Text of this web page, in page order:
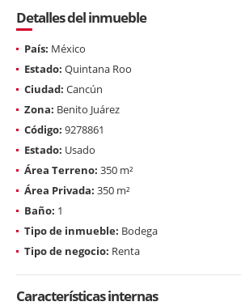
Detalles del inmueble
País: México
Estado: Quintana Roo
Ciudad: Cancún
Zona: Benito Juárez
Código: 9278861
Estado: Usado
Área Terreno: 350 m²
Área Privada: 350 m²
Baño: 1
Tipo de inmueble: Bodega
Tipo de negocio: Renta
Características internas